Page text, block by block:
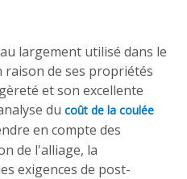
largement utilisé dans le
de ses propriétés
et son excellente
du coût de la coulée
en compte des
de l'alliage, la
exigences de post-